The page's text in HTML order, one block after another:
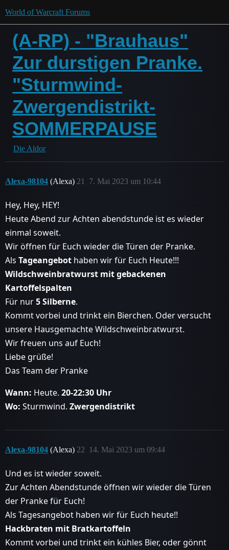
World of Warcraft Forums
(A-RP) - "Brauhaus"
Zur durstigen Pranke.
"Sturmwind-
Zwergendistrikt-
SOMMERPAUSE
Die Aldor
Alexa-98104 (Alexa) 7. Mai 2023 um 10:44
21
Hey, Hey, HEY!
Heute Abend zur Achten abendstunde ist es wieder
einmal soweit.
Wir öffnen für Euch wieder die Türen der Pranke.
Als Tageangebot haben wir für Euch Heute!!!
Wildschweinbratwurst mit gebackenen
Kartoffelspalten
Für nur5 Silberne.
Kommt vorbei und trinkt ein Bierchen. Oder versucht
unsere Hausgemachte Wildschweinbratwurst.
Wir freuen uns auf Euch!
Liebe grüße!
Das Team der Pranke
Wann: Heute. 20-22:30 Uhr
Wo: Sturmwind. Zwergendistrikt
Alexa-98104 (Alexa) 14. Mai 2023 um 09:44
22
Und es ist wieder soweit.
Zur Achten Abendstunde öffnen wir wieder die Türen
der Pranke für Euch!
Als Tagesangebot haben wir für Euch heute!!
Hackbraten mit Bratkartoffeln
Kommt vorbei und trinkt ein kühles Bier, oder gönnt